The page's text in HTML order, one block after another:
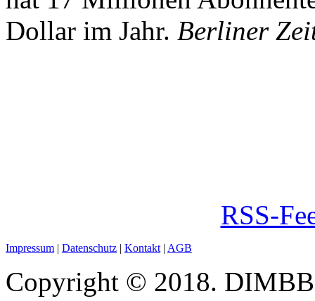
Dollar im Jahr. Berliner
RSS-
Impressum | Datenschutz | Kontakt | AGB
Copyright © 2018.